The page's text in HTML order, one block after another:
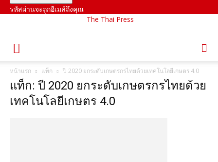
รหัสผ่านจะถูกอีเมล์ถึงคุณ
The Thai Press
หน้าแรก แท็ก ปี 2020 ยกระดับเกษตรกรไทยด้วยเทคโนโลยีเกษตร 4.0
แท็ก: ปี 2020 ยกระดับเกษตรกรไทยด้วย
เทคโนโลยีเกษตร 4.0